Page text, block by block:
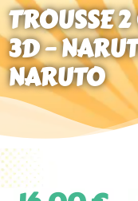
TROUSSE
3D –
NARUTO